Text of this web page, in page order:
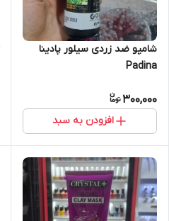
شامپو ضد زردی سیلور پادینا
Padina
300,000
افزودن به سبد